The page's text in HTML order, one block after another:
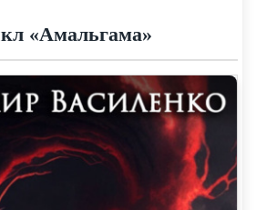
«Амальгама»